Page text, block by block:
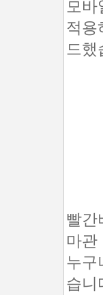
모
적용
드했
빨간
마관
누구
습니